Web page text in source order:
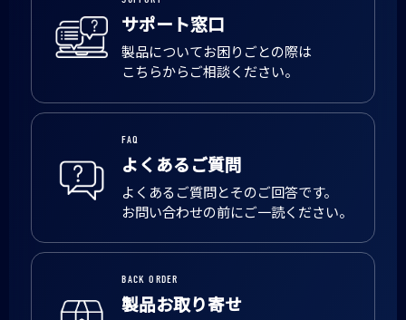
サポート窓口
製品についてお困りごとの際は
こちらからご相談ください。
FAQ
よくあるご質問
よくあるご質問とそのご回答です。
お問い合わせの前にご一読ください。
BACK ORDER
製品お取り寄せ